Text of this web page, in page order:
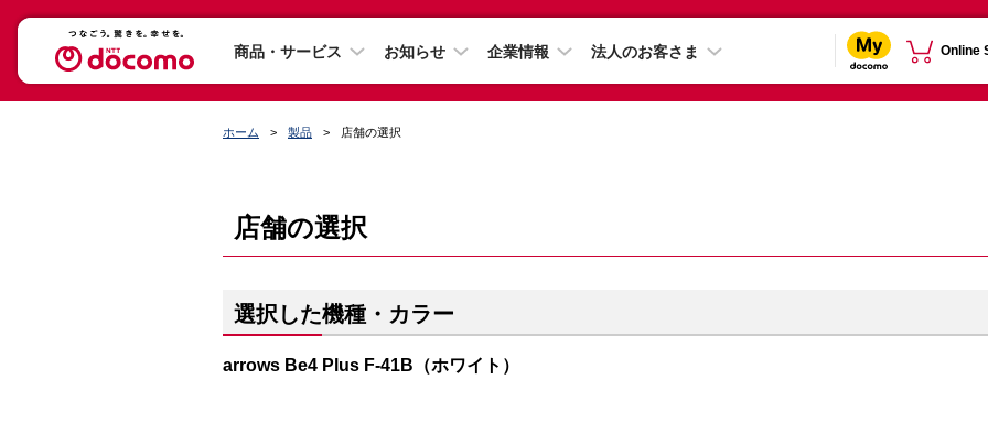
商品・サービス お知らせ 企業情報 法人のお客さま Online
ホーム 製品 店舗の選択
店舗の選択
選択した機種・カラー
arrows Be4 Plus F-41B（ホワイト）